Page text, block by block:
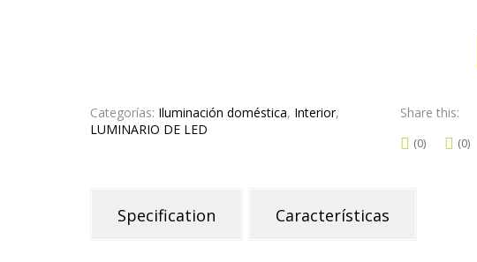
Categorías: Iluminación doméstica, Interior,
LUMINARIO DE LED
Share this:
(0) (0)
Specification Características